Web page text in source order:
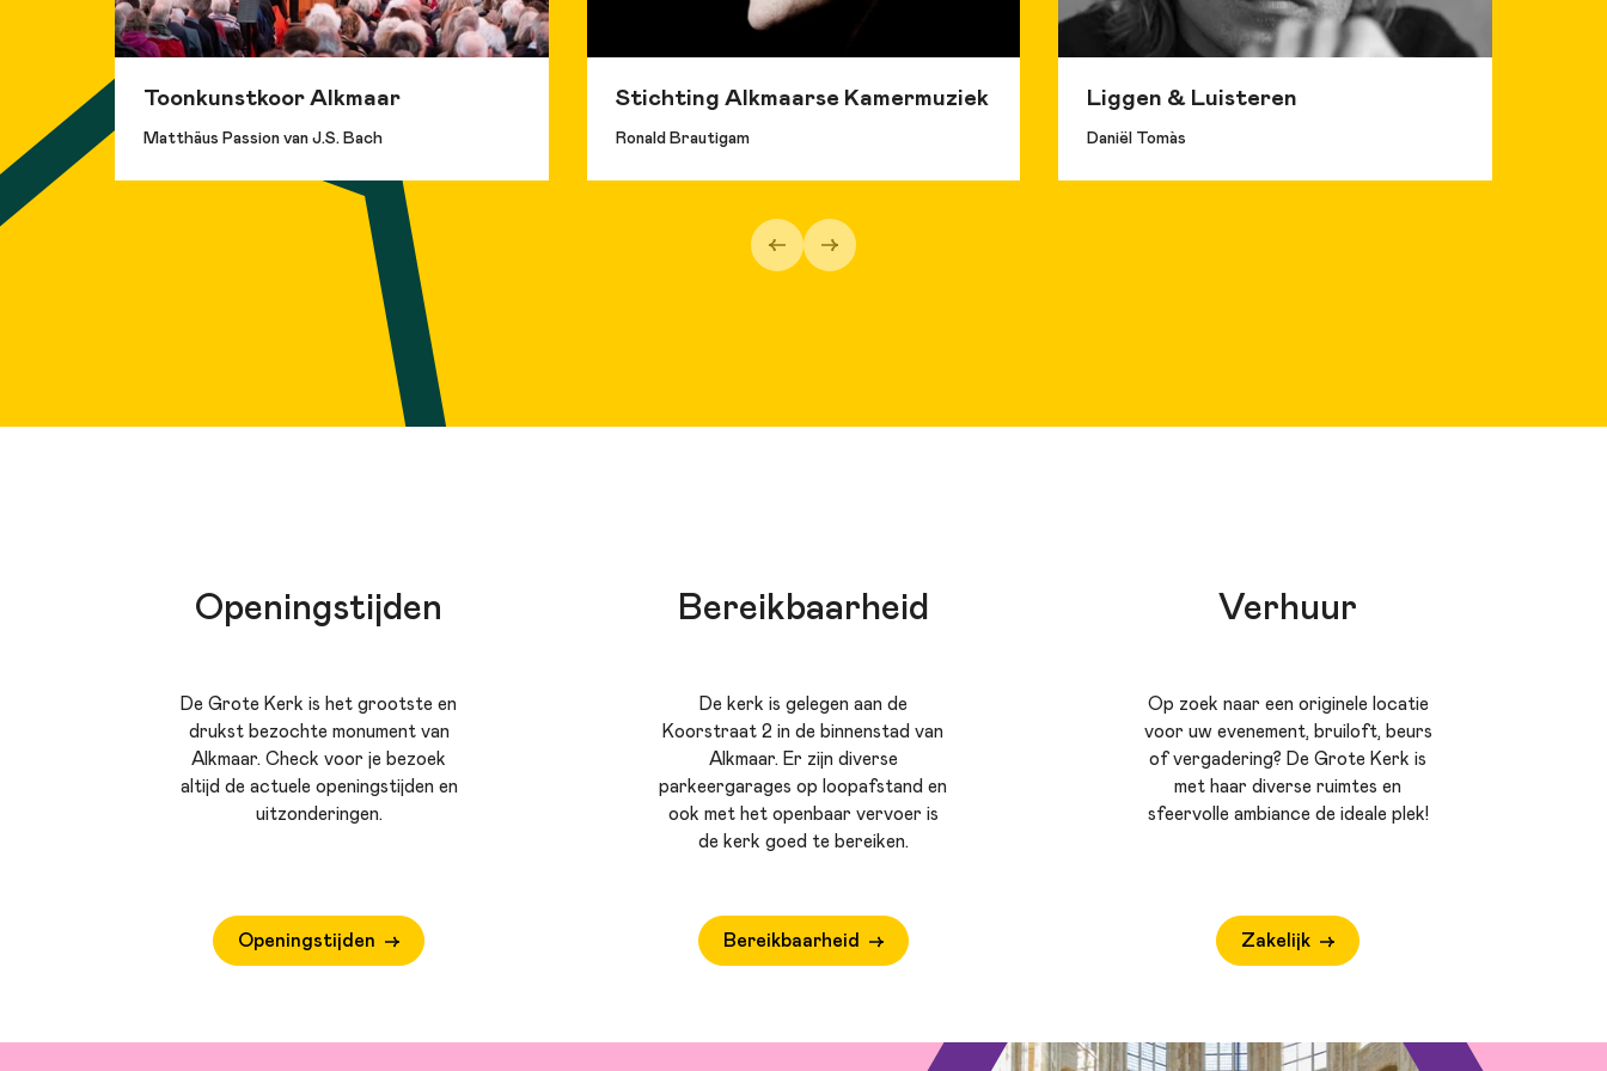
orgelconcoursen. Hij won eerste prijzen tijdens het SGO Orgelconcours 2018
(Groningen), het Quintus Orgelconcours 2021 (Kampen) en de Rino Benedet Organ
Toonkunstkoor Alkmaar
Matthäus Passion van J.S. Bach
Stichting Alkmaarse Kamermuziek
Ronald Brautigam
Liggen & Luisteren
Daniël Tomàs
Openingstijden
De Grote Kerk is het grootste en
drukst bezochte monument van
Alkmaar. Check voor je bezoek
altijd de actuele openingstijden en
uitzonderingen.
Openingstijden
Bereikbaarheid
De kerk is gelegen aan de
Koorstraat 2 in de binnenstad van
Alkmaar. Er zijn diverse
parkeergarages op loopafstand en
ook met het openbaar vervoer is
de kerk goed te bereiken.
Bereikbaarheid
Verhuur
Op zoek naar een originele locatie
voor uw evenement, bruiloft, beurs
of vergadering? De Grote Kerk is
met haar diverse ruimtes en
sfeervolle ambiance de ideale plek!
Zakelijk